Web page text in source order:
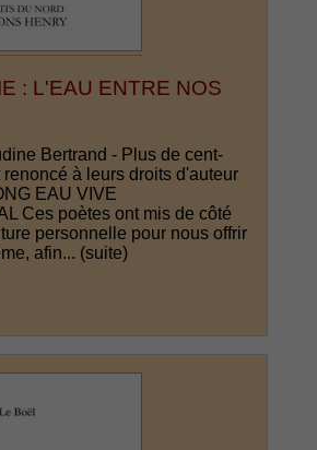
: L'EAU ENTRE NOS
Bertrand - Plus de cent-
à leurs droits d'auteur
EAU VIVE
Ces poètes ont mis de côté
personnelle pour nous offrir
afin... (suite)